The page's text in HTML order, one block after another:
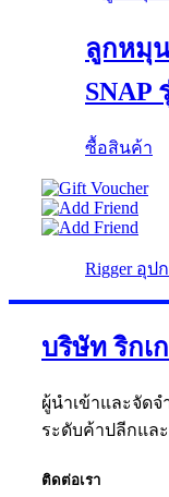
ลูกหมุ
SNAP
ซื้อสินค้า
Rigger อุ
บริษัท ริกเ
ผู้นำเข้าและจัด
ระดับค้าปลีกแล
ติดต่อเรา